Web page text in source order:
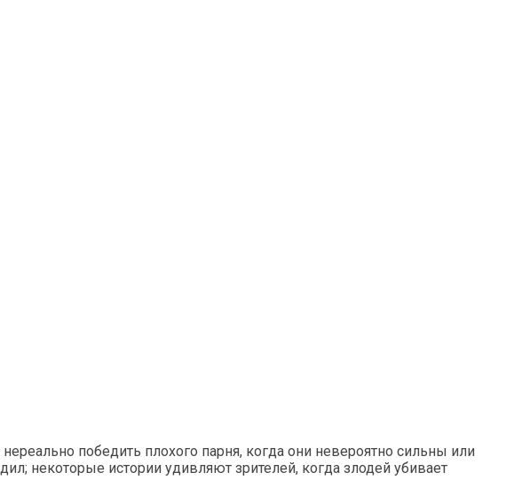
победить плохого парня, когда они невероятно сильны или
некоторые истории удивляют зрителей, когда злодей убивает